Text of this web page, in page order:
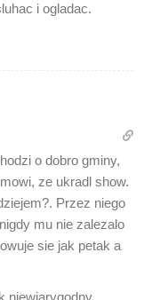
i ogladac.
o dobro gminy,
ze ukradl show.
Przez niego
mu nie zalezalo
sie jak petak a
niewiarygodny,